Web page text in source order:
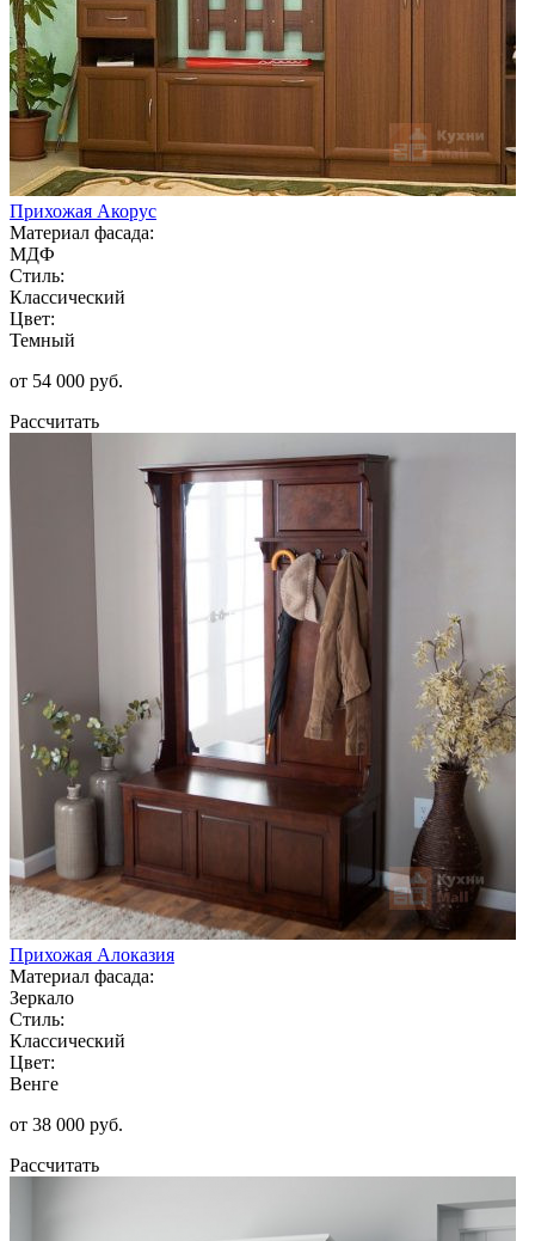
Прихожая Акорус
Материал фасада:
МДФ
Стиль:
Классический
Цвет:
Темный
от 54 000 руб.
Рассчитать
Прихожая Алоказия
Материал фасада:
Зеркало
Стиль:
Классический
Цвет:
Венге
от 38 000 руб.
Рассчитать